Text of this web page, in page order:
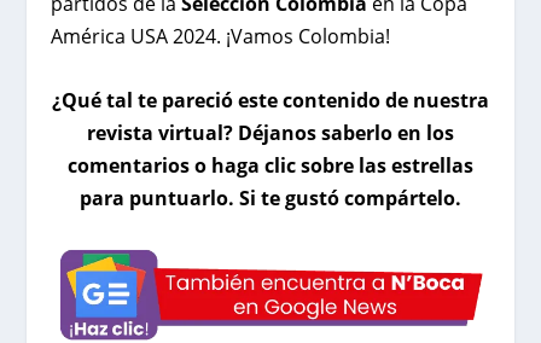
América USA 2024. ¡Vamos Colombia!
¿Qué tal te pareció este contenido de nuestra
revista virtual? Déjanos saberlo en los
comentarios o haga clic sobre las estrellas
para puntuarlo. Si te gustó compártelo.